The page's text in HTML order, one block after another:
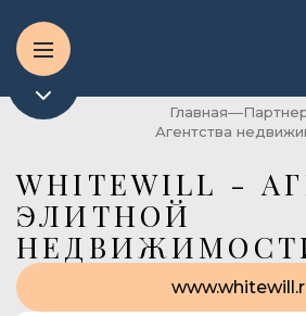
Главная
Агентства
WHITEWILL -
ЭЛИТНОЙ